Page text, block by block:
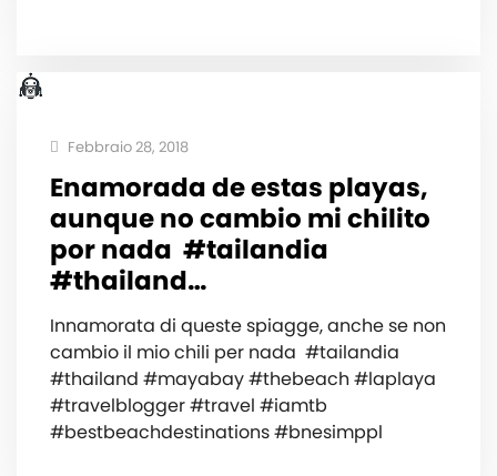
Febbraio 28, 2018
Enamorada de estas playas,
aunque no cambio mi chilito
por nada ️ #tailandia
#thailand…
Innamorata di queste spiagge, anche se non
cambio il mio chili per nada ️ #tailandia
#thailand #mayabay #thebeach #laplaya
#travelblogger #travel #iamtb
#bestbeachdestinations #bnesimppl